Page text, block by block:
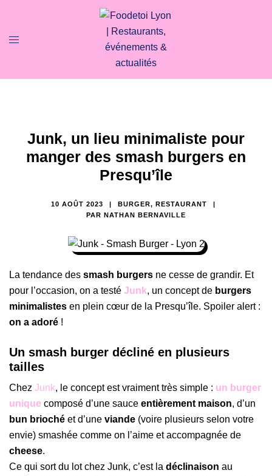
Junk, un lieu minimaliste pour
manger des smash burgers en
Presqu’île
10 AOÛT 2023 BURGER, RESTAURANT
PAR NATHAN BERNAVILLE
La tendance des smash burgers ne cesse de grandir. Et
pour l’occasion, on a testé Junk, un concept de burgers
minimalistes en plein cœur de la Presqu’île. Spoiler alert :
on a adoré !
Un smash burger décliné en plusieurs
tailles
Chez Junk, le concept est vraiment très simple : un burger
unique composé d’une sauce entièrement maison, d’un
bun brioché et d’une viande (voire plusieurs selon votre
envie) smashée comme on l’aime et accompagnée de
cheese.
Ce qui sort du lot chez Junk, c’est la déclinaison au